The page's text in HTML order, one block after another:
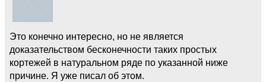
Это конечно интересно, но не является
доказательством бесконечности таких простых
кортежей в натуральном ряде по указанной ниже
причине. Я уже писал об этом.